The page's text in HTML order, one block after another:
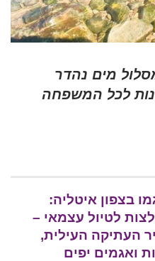
מים נהדר
לכל המשפחה
בצפון איטליה:
לטיול עצמאי –
העתיקה העילית,
ואגמים יפים